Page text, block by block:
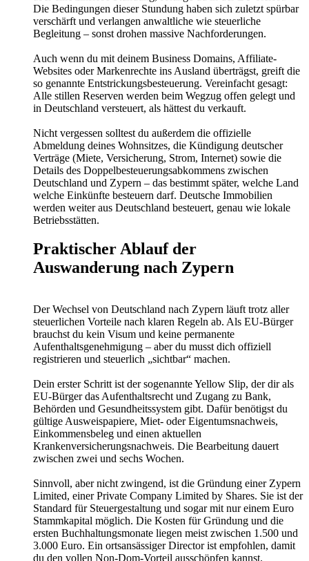
Die Bedingungen dieser Stundung haben sich zuletzt spürbar
verschärft und verlangen anwaltliche wie steuerliche
Begleitung – sonst drohen massive Nachforderungen.
Auch wenn du mit deinem Business Domains, Affiliate-
Websites oder Markenrechte ins Ausland überträgst, greift die
so genannte Entstrickungsbesteuerung. Vereinfacht gesagt:
Alle stillen Reserven werden beim Wegzug offen gelegt und
in Deutschland versteuert, als hättest du verkauft.
Nicht vergessen solltest du außerdem die offizielle
Abmeldung deines Wohnsitzes, die Kündigung deutscher
Verträge (Miete, Versicherung, Strom, Internet) sowie die
Details des Doppelbesteuerungsabkommens zwischen
Deutschland und Zypern – das bestimmt später, welche Land
welche Einkünfte besteuern darf. Deutsche Immobilien
werden weiter aus Deutschland besteuert, genau wie lokale
Betriebsstätten.
Praktischer Ablauf der
Auswanderung nach Zypern
Der Wechsel von Deutschland nach Zypern läuft trotz aller
steuerlichen Vorteile nach klaren Regeln ab. Als EU-Bürger
brauchst du kein Visum und keine permanente
Aufenthaltsgenehmigung – aber du musst dich offiziell
registrieren und steuerlich „sichtbar“ machen.
Dein erster Schritt ist der sogenannte Yellow Slip, der dir als
EU-Bürger das Aufenthaltsrecht und Zugang zu Bank,
Behörden und Gesundheitssystem gibt. Dafür benötigst du
gültige Ausweispapiere, Miet- oder Eigentumsnachweis,
Einkommensbeleg und einen aktuellen
Krankenversicherungsnachweis. Die Bearbeitung dauert
zwischen zwei und sechs Wochen.
Sinnvoll, aber nicht zwingend, ist die Gründung einer Zypern
Limited, einer Private Company Limited by Shares. Sie ist der
Standard für Steuergestaltung und sogar mit nur einem Euro
Stammkapital möglich. Die Kosten für Gründung und die
ersten Buchhaltungsmonate liegen meist zwischen 1.500 und
3.000 Euro. Ein ortsansässiger Director ist empfohlen, damit
du den vollen Non-Dom-Vorteil ausschöpfen kannst.